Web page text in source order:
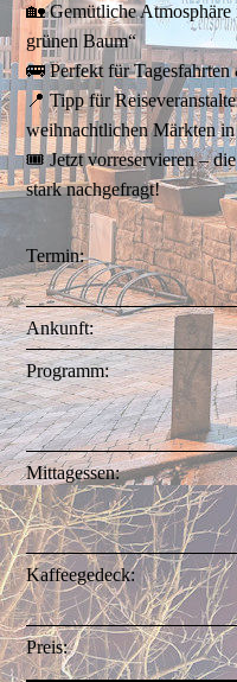
🏡 Gemütliche
grünen Baum“
🚌 Perfekt für
📍 Tipp für
weihnachtlichen Märkten
🎟️ Jetzt vorreservieren –
stark nachgefragt!
Termin:
Ankunft:
Programm:
Mittagessen:
Kaffeegedeck:
Preis: